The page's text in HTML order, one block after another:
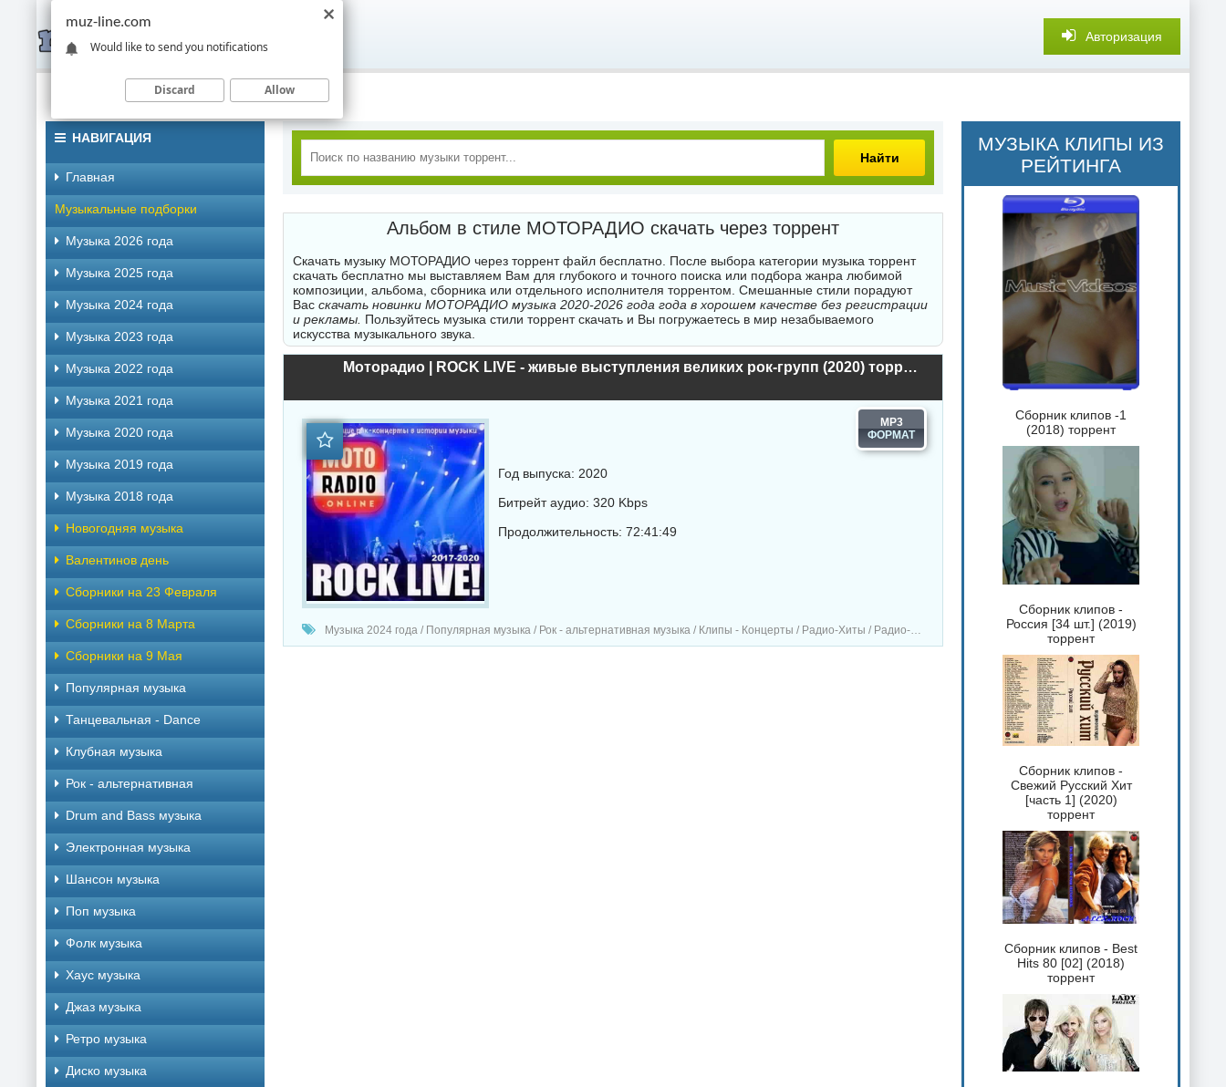
Авторизация
Найти
Альбом в стиле МОТОРАДИО скачать через торрент
Скачать музыку МОТОРАДИО через торрент файл бесплатно. После выбора категории музыка торрент
скачать бесплатно мы выставляем Вам для глубокого и точного поиска или подбора жанра любимой
композиции, альбома, сборника или отдельного исполнителя торрентом. Смешанные стили порадуют
Вас скачать новинки МОТОРАДИО музыка 2020-2026 года года в хорошем качестве без регистрации
и рекламы. Пользуйтесь музыка стили торрент скачать и Вы погружаетесь в мир незабываемого
искусства музыкального звука.
Моторадио | ROCK LIVE - живые выступления великих рок-групп (2020) торрент
MP3
Год выпуска: 2020
Битрейт аудио: 320 Kbps
Продолжительность: 72:41:49
Музыка 2024 года / Популярная музыка / Рок - альтернативная музыка / Клипы - Концерты / Радио-Хиты / Радио-сборники
НАВИГАЦИЯ
Главная
Музыкальные подборки
Музыка 2026 года
Музыка 2025 года
Музыка 2024 года
Музыка 2023 года
Музыка 2022 года
Музыка 2021 года
Музыка 2020 года
Музыка 2019 года
Музыка 2018 года
Новогодняя музыка
Валентинов день
Сборники на 23 Февраля
Сборники на 8 Марта
Сборники на 9 Мая
Популярная музыка
Танцевальная - Dance
Клубная музыка
Рок - альтернативная
Drum and Bass музыка
Электронная музыка
Шансон музыка
Поп музыка
Фолк музыка
Хаус музыка
Джаз музыка
Ретро музыка
Диско музыка
МУЗЫКА КЛИПЫ ИЗ
РЕЙТИНГА
Сборник клипов -1
(2018) торрент
Сборник клипов -
Россия [34 шт.] (2019)
торрент
Сборник клипов -
Свежий Русский Хит
[часть 1] (2020)
торрент
Сборник клипов - Best
Hits 80 [02] (2018)
торрент
muz-line.com
Would like to send you notifications
Discard Allow